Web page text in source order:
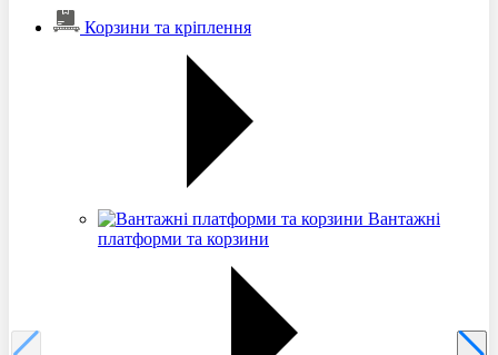
Корзини та кріплення
Вантажні
платформи та корзини